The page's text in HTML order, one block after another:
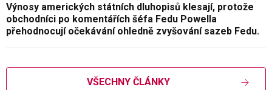
Výnosy amerických státních dluhopisů klesají, protože
obchodníci po komentářích šéfa Fedu Powella
přehodnocují očekávání ohledně zvyšování sazeb Fedu.
VŠECHNY ČLÁNKY